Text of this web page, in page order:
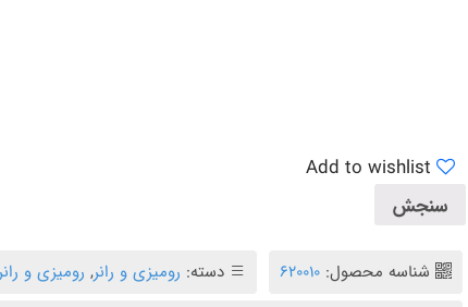
Add to wishlist
سنجش
شناسه محصول: 620010 دسته: رومیزی و رانر, رومیزی و